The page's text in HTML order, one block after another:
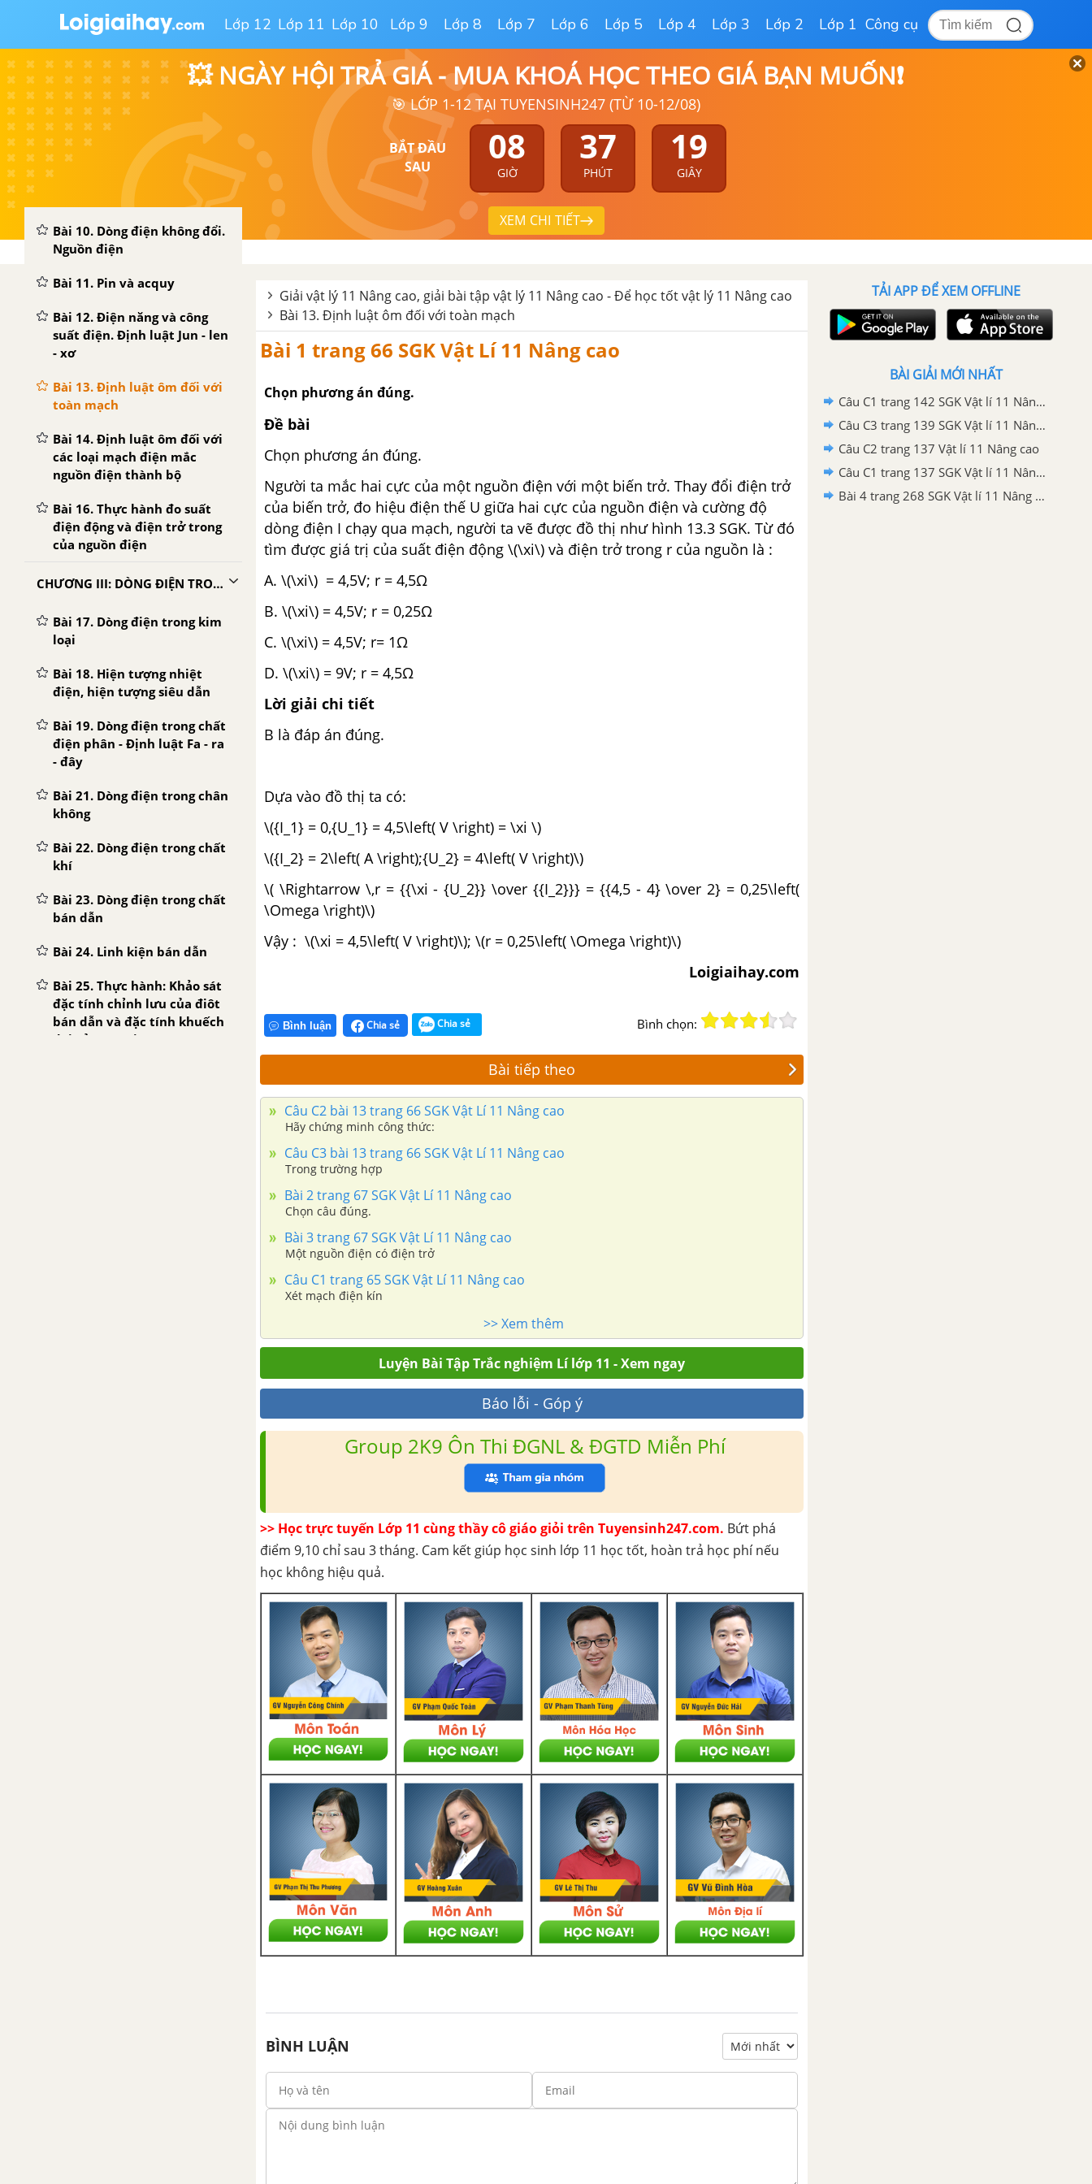
Lớp 12 Lớp 11 Lớp 10 Lớp 9 Lớp 8 Lớp 7 Lớp 6 Lớp 5 Lớp 4 Lớp 3 Lớp 2 Lớp 1 Công cụ
💥 NGÀY HỘI TRẢ GIÁ - MUA KHOÁ HỌC THEO GIÁ BẠN MUỐN❗
🎯 LỚP 1-12 TẠI TUYENSINH247 (TỪ 10-12/08)
BẮT ĐẦU
SAU
08
GIỜ
37
PHÚT
18
GIÂY
XEM CHI TIẾT
Hiệu điện thế
Bài 6. Vật dẫn và điện môi
trong điện trường
Bài 7. Tụ điện
Bài 8. Năng lượng điện
trường
Bài 10. Dòng điện không đổi.
Nguồn điện
Bài 11. Pin và acquy
Bài 12. Điện năng và công
suất điện. Định luật Jun - len
- xơ
Bài 13. Định luật ôm đối với
toàn mạch
Bài 14. Định luật ôm đối với
các loại mạch điện mắc
nguồn điện thành bộ
Bài 16. Thực hành đo suất
điện động và điện trở trong
của nguồn điện
CHƯƠNG III: DÒNG ĐIỆN TRONG CÁC MÔI TRƯỜNG
Bài 17. Dòng điện trong kim
loại
Bài 18. Hiện tượng nhiệt
điện, hiện tượng siêu dẫn
Bài 19. Dòng điện trong chất
điện phân - Định luật Fa - ra
- đây
Bài 21. Dòng điện trong chân
không
Bài 22. Dòng điện trong chất
khí
Bài 23. Dòng điện trong chất
bán dẫn
Bài 24. Linh kiện bán dẫn
Bài 25. Thực hành: Khảo sát
đặc tính chỉnh lưu của điôt
bán dẫn và đặc tính khuếch
đại của tranzito
Giải vật lý 11 Nâng cao, giải bài tập vật lý 11 Nâng cao - Để học tốt vật lý 11 Nâng cao
Bài 13. Định luật ôm đối với toàn mạch
Bài 1 trang 66 SGK Vật Lí 11 Nâng cao
Chọn phương án đúng.
Đề bài
Chọn phương án đúng.
Người ta mắc hai cực của một nguồn điện với một biến trở. Thay đổi điện trở
của biến trở, đo hiệu điện thế U giữa hai cực của nguồn điện và cường độ
dòng điện I chạy qua mạch, người ta vẽ được đồ thị như hình 13.3 SGK. Từ đó
tìm được giá trị của suất điện động \(\xi\) và điện trở trong r của nguồn là :
A. \(\xi\) = 4,5V; r = 4,5Ω
B. \(\xi\) = 4,5V; r = 0,25Ω
C. \(\xi\) = 4,5V; r= 1Ω
D. \(\xi\) = 9V; r = 4,5Ω
Lời giải chi tiết
B là đáp án đúng.
Dựa vào đồ thị ta có:
\({I_1} = 0,{U_1} = 4,5\left( V \right) = \xi \)
\({I_2} = 2\left( A \right);{U_2} = 4\left( V \right)\)
\( \Rightarrow \,r = {{\xi - {U_2}} \over {{I_2}}} = {{4,5 - 4} \over 2} = 0,25\left(
\Omega \right)\)
Vậy : \(\xi = 4,5\left( V \right)\); \(r = 0,25\left( \Omega \right)\)
Loigiaihay.com
Bình luận Chia sẻ Chia sẻ Bình chọn:
Bài tiếp theo
Câu C2 bài 13 trang 66 SGK Vật Lí 11 Nâng cao
Hãy chứng minh công thức:
Câu C3 bài 13 trang 66 SGK Vật Lí 11 Nâng cao
Trong trường hợp
Bài 2 trang 67 SGK Vật Lí 11 Nâng cao
Chọn câu đúng.
Bài 3 trang 67 SGK Vật Lí 11 Nâng cao
Một nguồn điện có điện trở
Câu C1 trang 65 SGK Vật Lí 11 Nâng cao
Xét mạch điện kín
>> Xem thêm
Luyện Bài Tập Trắc nghiệm Lí lớp 11 - Xem ngay
Báo lỗi - Góp ý
Group 2K9 Ôn Thi ĐGNL & ĐGTD Miễn Phí
>> Học trực tuyến Lớp 11 cùng thầy cô giáo giỏi trên Tuyensinh247.com. Bứt phá
điểm 9,10 chỉ sau 3 tháng. Cam kết giúp học sinh lớp 11 học tốt, hoàn trả học phí nếu
học không hiệu quả.
BÌNH LUẬN
TẢI APP ĐỂ XEM OFFLINE
BÀI GIẢI MỚI NHẤT
Câu C1 trang 142 SGK Vật lí 11 Nâng cao
Câu C3 trang 139 SGK Vật lí 11 Nâng cao
Câu C2 trang 137 Vật lí 11 Nâng cao
Câu C1 trang 137 SGK Vật lí 11 Nâng cao
Bài 4 trang 268 SGK Vật lí 11 Nâng cao